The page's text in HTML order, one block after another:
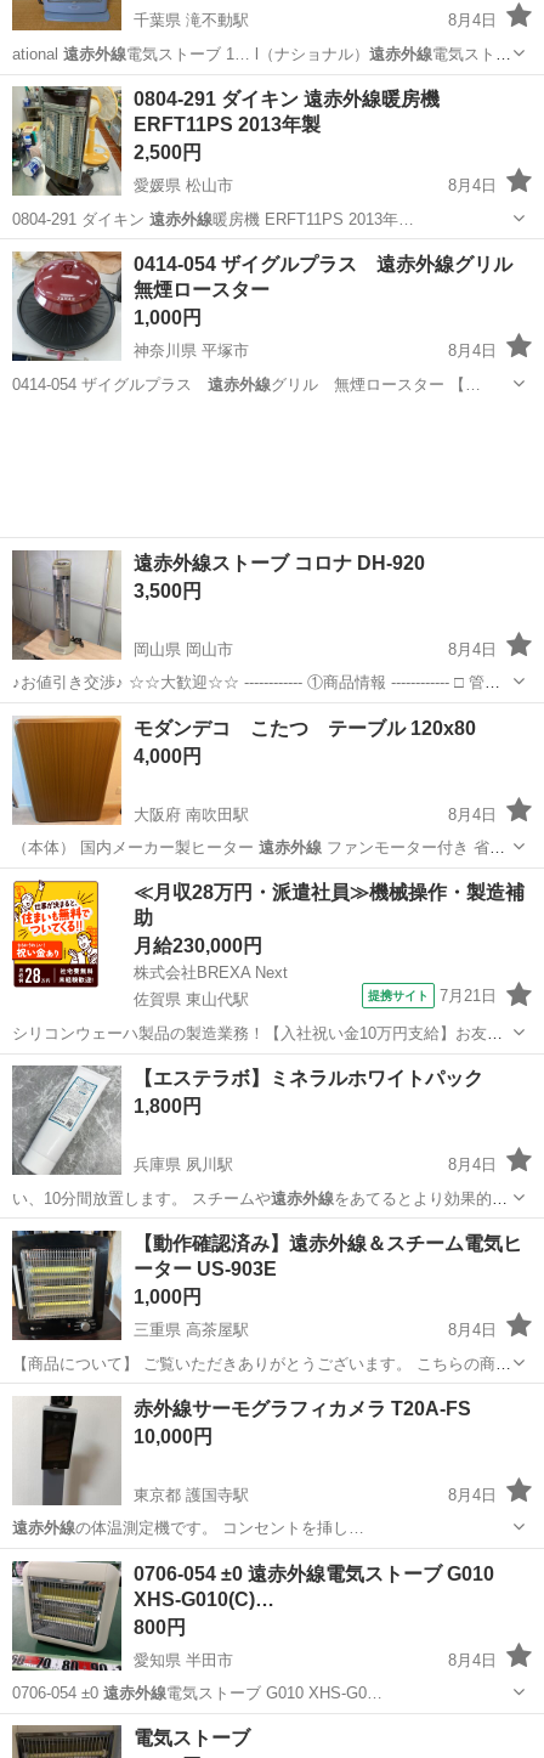
千葉県 滝不動駅
8月4日
ational 遠赤外線電気ストーブ 1… l（ナショナル） 遠赤外線電気ストー
ブを無… -10A1W遠赤外線電気ストーブ …
千葉 船橋市 季節、空調家電 遠赤外線
0804-291 ダイキン 遠赤外線暖房機
ERFT11PS 2013年製
2,500円
愛媛県 松山市
8月4日
0804-291 ダイキン 遠赤外線暖房機 ERFT11PS 2013年…
愛媛 松山市 季節、空調家電 ダイキン
0414-054 ザイグルプラス 遠赤外線グリル
無煙ロースター
1,000円
神奈川県 平塚市
8月4日
0414-054 ザイグルプラス 遠赤外線 グリル 無煙ロースター 【…
遠赤外線ストーブ コロナ DH-920
3,500円
岡山県 岡山市
8月4日
♪お値引き交渉♪ ☆☆大歓迎☆☆ ------------ ①商品情報 ------------ □ 管理
番号：N288492 □ サイズ：写真参照 □メーカー:コロナ □ 購入・製造
年：2020 ...
岡山 岡山市 季節、空調家電
モダンデコ こたつ テーブル 120x80
4,000円
大阪府 南吹田駅
8月4日
（本体） 国内メーカー製ヒーター 遠赤外線ファンモーター付き 省エ
ネ性能 高…
大阪 吹田市 南吹田駅 テーブル モダンデコ
≪月収28万円・派遣社員≫機械操作・製造補
助
月給230,000円
株式会社BREXA Next
佐賀県 東山代駅
提携サイト 7月21日
シリコンウェーハ製品の製造業務！【入社祝い金10万円支給】お友達
やカップルとの応募OK◎年間休日129日＆休出なしでプライベート充
実♪業務はクリーンルームで快適作業◎自社正社員登用制度あり★1食
300円～の格安食堂あり！《佐...
佐賀 伊万里市 その他
【エステラボ】ミネラルホワイトパック
1,800円
兵庫県 夙川駅
8月4日
い、10分間放置します。 スチームや遠赤外線をあてるとより効果的で
す。 4. …
兵庫 西宮市 夙川駅 フェイスケア ハマナス
【動作確認済み】遠赤外線＆スチーム電気ヒ
ーター US-903E
1,000円
三重県 高茶屋駅
8月4日
【商品について】 ご覧いただきありがとうございます。 こちらの商品
は出品前に動作確認を行っております。 確認内容については商品説明
をご確認ください。 中古品のため、傷・汚れ・使用感などがある場合
がございます。 商品の状...
三重 津市 高茶屋駅 季節、空調家電
赤外線サーモグラフィカメラ T20A-FS
10,000円
東京都 護国寺駅
8月4日
遠赤外線の体温測定機です。 コンセントを挿し…
東京 文京区 その他
0706-054 ±0 遠赤外線電気ストーブ G010
XHS-G010(C)…
800円
愛知県 半田市
8月4日
0706-054 ±0 遠赤外線電気ストーブ G010 XHS-G0…
愛知 半田市 季節、空調家電
電気ストーブ